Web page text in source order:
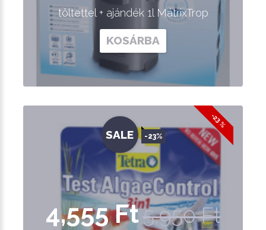
töltettel + ajándék 1l MátrixTrop
KOSÁRBA
-23 %
SALE -23%
4,555 Ft5,950 Ft